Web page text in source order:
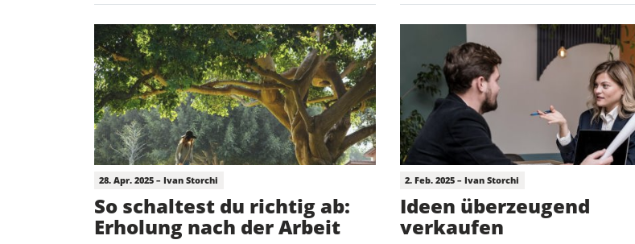
28. Apr. 2025 – Ivan Storchi
So schaltest du richtig ab:
Erholung nach der Arbeit
2. Feb. 2025 – Ivan Storchi
Ideen überzeugend
verkaufen